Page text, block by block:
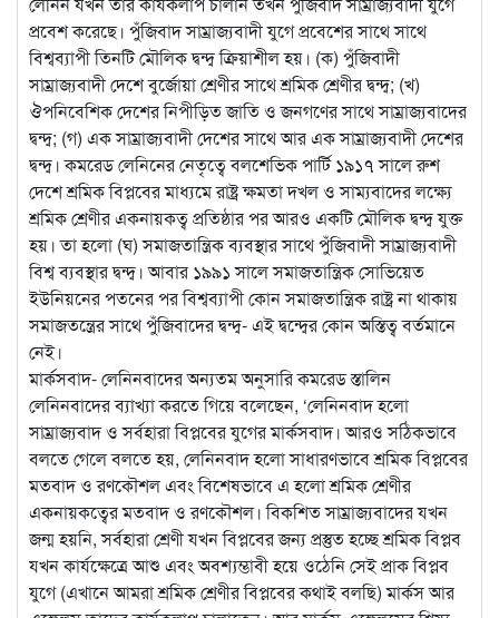
প্রবেশ করেছে। পুঁজিবাদ সাম্রাজ্যবাদী যুগে প্রবেশের সাথে সাথে
বিশ্বব্যাপী তিনটি মৌলিক দ্বন্দ্ব ক্রিয়াশীল হয়। (ক) পুঁজিবাদী
সাম্রাজ্যবাদী দেশে বুর্জোয়া শ্রেণীর সাথে শ্রমিক শ্রেণীর দ্বন্দ্ব; (খ)
ঔপনিবেশিক দেশের নিপীড়িত জাতি ও জনগণের সাথে সাম্রাজ্যবাদের
দ্বন্দ্ব; (গ) এক সাম্রাজ্যবাদী দেশের সাথে আর এক সাম্রাজ্যবাদী দেশের
দ্বন্দ্ব। কমরেড লেনিনের নেতৃত্বে বলশেভিক পার্টি ১৯১৭ সালে রুশ
দেশে শ্রমিক বিপ্লবের মাধ্যমে রাষ্ট্র ক্ষমতা দখল ও সাম্যবাদের লক্ষ্যে
শ্রমিক শ্রেণীর একনায়কত্ব প্রতিষ্ঠার পর আরও একটি মৌলিক দ্বন্দ্ব যুক্ত
হয়। তা হলো (ঘ) সমাজতান্ত্রিক ব্যবস্থার সাথে পুঁজিবাদী সাম্রাজ্যবাদী
বিশ্ব ব্যবস্থার দ্বন্দ্ব। আবার ১৯৯১ সালে সমাজতান্ত্রিক সোভিয়েত
ইউনিয়নের পতনের পর বিশ্বব্যাপী কোন সমাজতান্ত্রিক রাষ্ট্র না থাকায়
সমাজতন্ত্রের সাথে পুঁজিবাদের দ্বন্দ্ব- এই দ্বন্দ্বের কোন অস্তিত্ব বর্তমানে
নেই।
মার্কসবাদ- লেনিনবাদের অন্যতম অনুসারি কমরেড স্তালিন
লেনিনবাদের ব্যাখ্যা করতে গিয়ে বলেছেন, ‘লেনিনবাদ হলো
সাম্রাজ্যবাদ ও সর্বহারা বিপ্লবের যুগের মার্কসবাদ। আরও সঠিকভাবে
বলতে গেলে বলতে হয়, লেনিনবাদ হলো সাধারণভাবে শ্রমিক বিপ্লবের
মতবাদ ও রণকৌশল এবং বিশেষভাবে এ হলো শ্রমিক শ্রেণীর
একনায়কত্বের মতবাদ ও রণকৌশল। বিকশিত সাম্রাজ্যবাদের যখন
জন্ম হয়নি, সর্বহারা শ্রেণী যখন বিপ্লবের জন্য প্রস্তুত হচ্ছে শ্রমিক বিপ্লব
যখন কার্যক্ষেত্রে আশু এবং অবশ্যম্ভাবী হয়ে ওঠেনি সেই প্রাক বিপ্লব
যুগে (এখানে আমরা শ্রমিক শ্রেণীর বিপ্লবের কথাই বলছি) মার্কস আর